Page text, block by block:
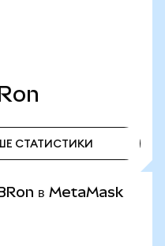
СТАТИСТИКИ
в MetaMask